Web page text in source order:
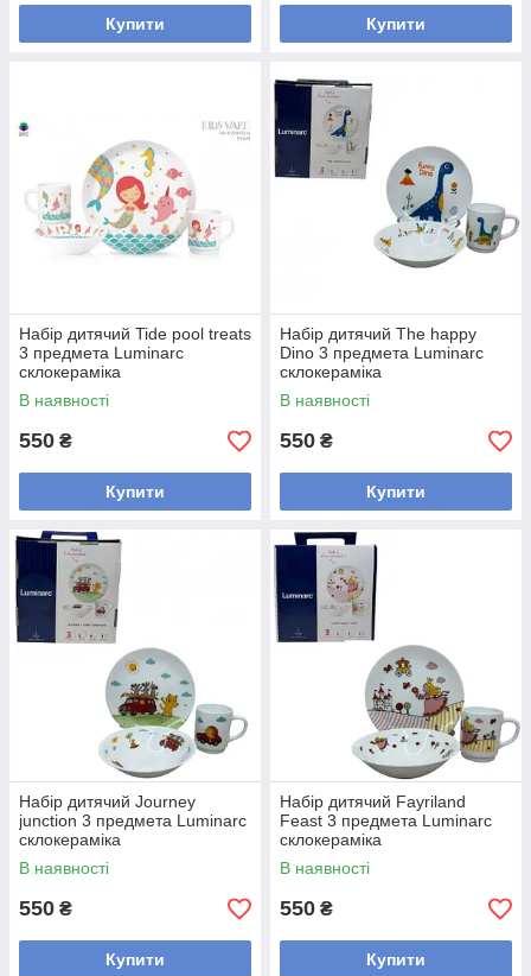
Купити Купити
Набір дитячий Tide pool treats
3 предмета Luminarc
склокераміка
В наявності
550 ₴
Купити
Набір дитячий The happy
Dino 3 предмета Luminarc
склокераміка
В наявності
550 ₴
Купити
Набір дитячий Journey
junction 3 предмета Luminarc
склокераміка
В наявності
550 ₴
Купити
Набір дитячий Fayriland
Feast 3 предмета Luminarc
склокераміка
В наявності
550 ₴
Купити